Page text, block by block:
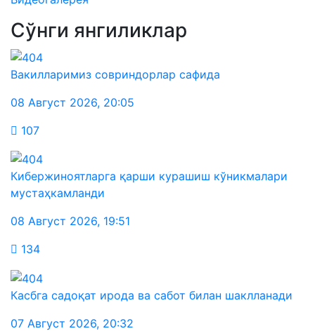
Сўнги янгиликлар
Вакилларимиз совриндорлар сафида
08 Август 2026, 20:05
107
Кибержиноятларга қарши курашиш кўникмалари
мустаҳкамланди
08 Август 2026, 19:51
134
Касбга садоқат ирода ва сабот билан шаклланади
07 Август 2026, 20:32